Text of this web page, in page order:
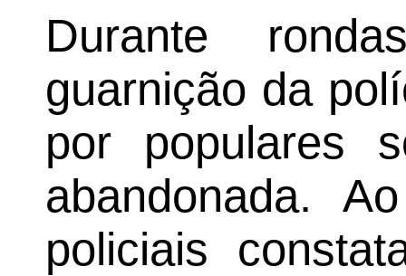
Durante
guarnição da
por populares
abandonada.
policiais